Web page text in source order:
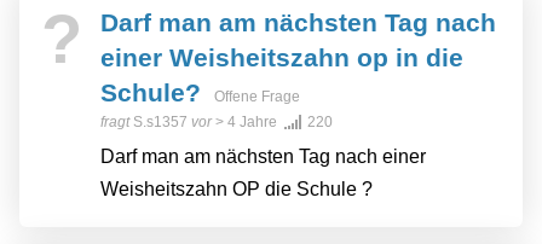
?
Darf man am nächsten Tag nach
einer Weisheitszahn op in die
Schule?
Offene Frage
fragt S.s1357 vor> 4 Jahre 220
Darf man am nächsten Tag nach einer
Weisheitszahn OP die Schule ?